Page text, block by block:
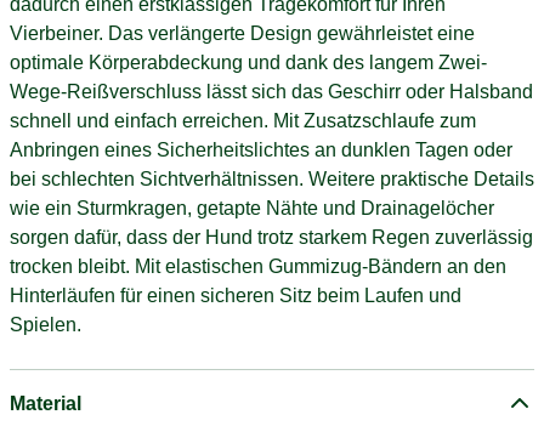
Vierbeiner. Das verlängerte Design gewährleistet eine
optimale Körperabdeckung und dank des langem Zwei-
Wege-Reißverschluss lässt sich das Geschirr oder Halsband
schnell und einfach erreichen. Mit Zusatzschlaufe zum
Anbringen eines Sicherheitslichtes an dunklen Tagen oder
bei schlechten Sichtverhältnissen. Weitere praktische Details
wie ein Sturmkragen, getapte Nähte und Drainagelöcher
sorgen dafür, dass der Hund trotz starkem Regen zuverlässig
trocken bleibt. Mit elastischen Gummizug-Bändern an den
Hinterläufen für einen sicheren Sitz beim Laufen und
Spielen.
Material